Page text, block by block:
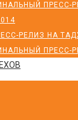
ПРЕСС-
РЕЛИЗ НА
ПРЕСС-